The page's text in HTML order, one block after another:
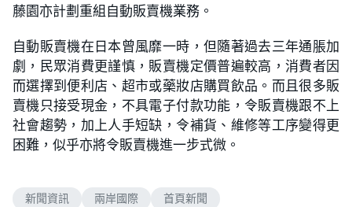
藤園亦計劃重組自動販賣機業務。
自動販賣機在日本曾風靡一時，但隨著過去三年通脹加
劇，民眾消費更謹慎，販賣機定價普遍較高，消費者因
而選擇到便利店、超市或藥妝店購買飲品。而且很多販
賣機只接受現金，不具電子付款功能，令販賣機跟不上
社會趨勢，加上人手短缺，令補貨、維修等工序變得更
困難，似乎亦將令販賣機進一步式微。
新聞資訊 兩岸國際 首頁新聞